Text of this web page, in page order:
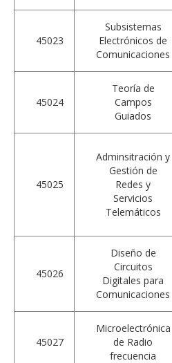
45023
Subsistemas
Electrónicos de
Comunicaciones
45024
Teoría de
Campos
Guiados
45025
Adminsitración y
Gestión de
Redes y
Servicios
Telemáticos
45026
Diseño de
Circuitos
Digitales para
Comunicaciones
45027
Microelectrónica
de Radio
frecuencia